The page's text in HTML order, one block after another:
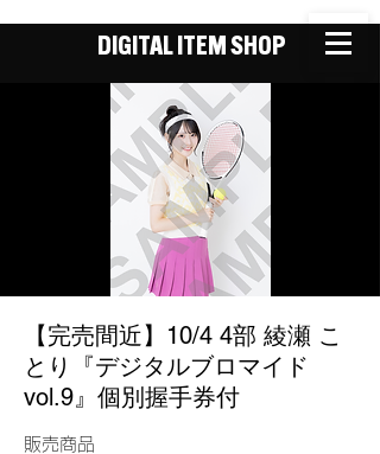
DIGITAL ITEM SHOP
【完売間近】10/4 4部 綾瀬 こ
とり『デジタルブロマイド
vol.9』個別握手券付
販売商品